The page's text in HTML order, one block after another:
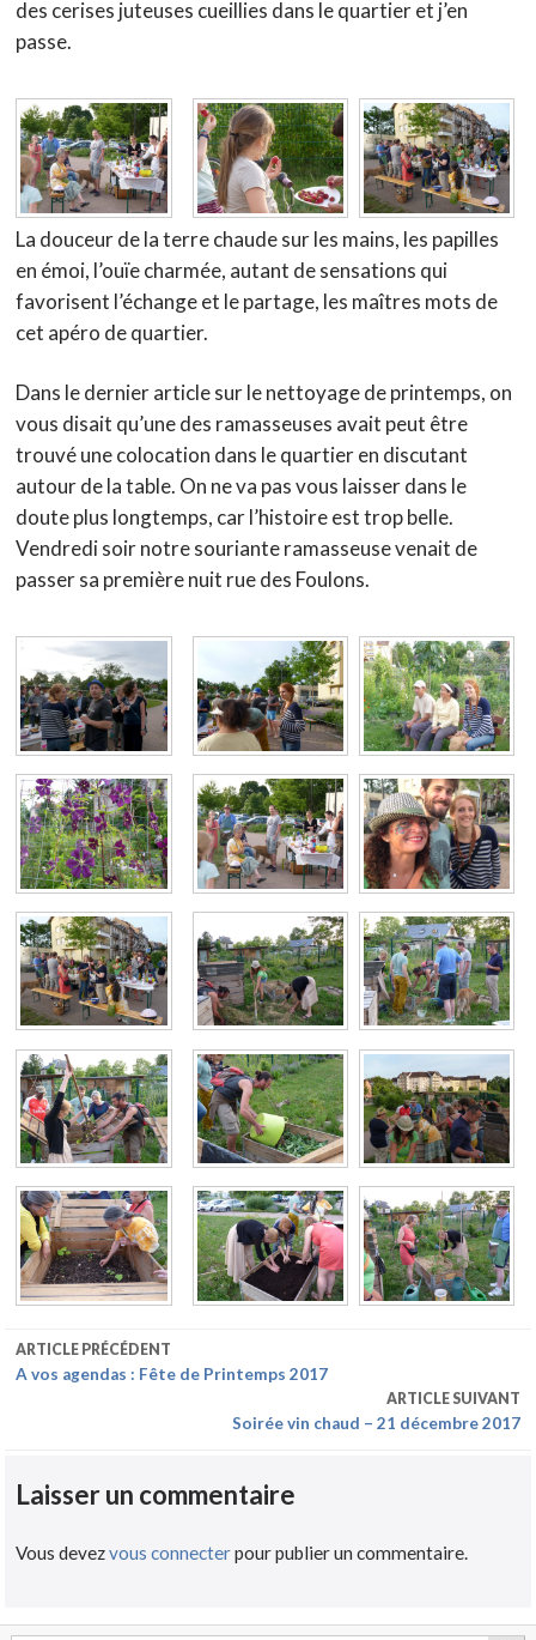
des cerises juteuses cueillies dans le quartier et j’en
passe.
La douceur de la terre chaude sur les mains, les papilles
en émoi, l’ouïe charmée, autant de sensations qui
favorisent l’échange et le partage, les maîtres mots de
cet apéro de quartier.
Dans le dernier article sur le nettoyage de printemps, on
vous disait qu’une des ramasseuses avait peut être
trouvé une colocation dans le quartier en discutant
autour de la table. On ne va pas vous laisser dans le
doute plus longtemps, car l’histoire est trop belle.
Vendredi soir notre souriante ramasseuse venait de
passer sa première nuit rue des Foulons.
ARTICLE PRÉCÉDENT
A vos agendas : Fête de Printemps 2017
ARTICLE SUIVANT
Soirée vin chaud – 21 décembre 2017
Laisser un commentaire
Vous devezvous connecterpour publier un commentaire.